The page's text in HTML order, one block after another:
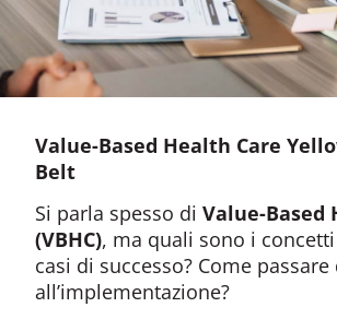
Value-Based Health Care
Belt
Si parla spesso di Value-Based
(VBHC), ma quali sono i
casi di successo? Come
all’implementazione?